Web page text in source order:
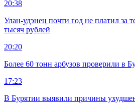
20:38
Улан-удэнец почти год не платил за
тысяч рублей
20:20
Более 60 тонн арбузов проверили в
17:23
В Бурятии выявили причины